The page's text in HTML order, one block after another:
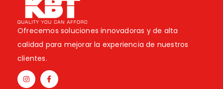
Ofrecemos soluciones innovadoras y de alta
calidad para mejorar la experiencia de nuestros
clientes.